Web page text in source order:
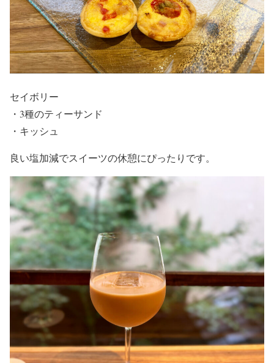
セイボリー
・3種のティーサンド
・キッシュ
良い塩加減でスイーツの休憩にぴったりです。